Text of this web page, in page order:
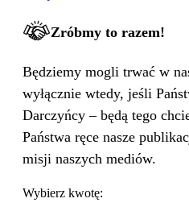
Zróbmy to razem!
Będziemy mogli trwać w
wyłącznie wtedy, jeśli
Darczyńcy – będą tego
Państwa ręce nasze
misji naszych mediów.
Wybierz kwotę: